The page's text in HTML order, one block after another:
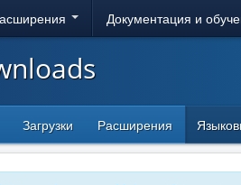
Документация и
Загрузки Расширения